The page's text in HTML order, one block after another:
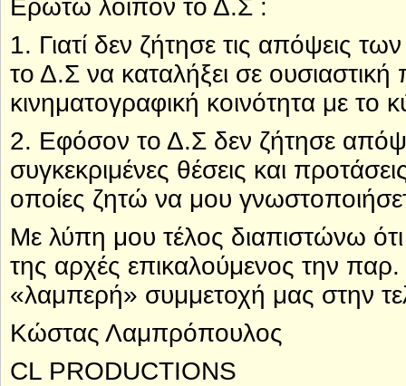
Ερωτώ λοιπόν το Δ.Σ :
1. Γιατί δεν ζήτησε τις απόψεις
το Δ.Σ να καταλήξει σε
κινηματογραφική κοινότητα με το
2. Εφόσον το Δ.Σ δεν ζήτησε
συγκεκριμένες θέσεις και
οποίες ζητώ να μου
Με λύπη μου τέλος διαπιστώνω ότι
της αρχές επικαλούμενος την παρ.
«λαμπερή» συμμετοχή μας στην
Κώστας Λαμπρόπουλος
CL PRODUCTIONS